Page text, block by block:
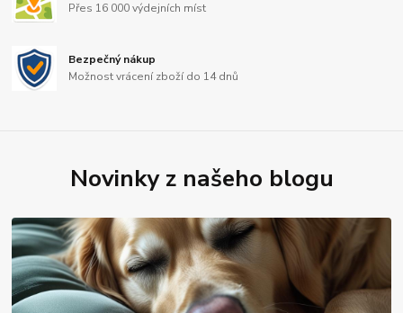
Přes 16 000 výdejních míst
Bezpečný nákup
Možnost vrácení zboží do 14 dnů
Novinky z našeho blogu